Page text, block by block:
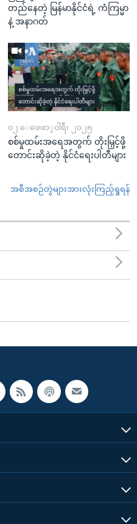
တည်နေတဲ့ မြန်မာနိုင်ငံရဲ့ ကံကြမ္မာ
နဲ့ အနာဂတ်
၀၂ ေဖေဖာ္၀ါရီ၊ ၂၀၂၅
စစ်မှုထမ်းအရေအတွက် တိုးမြှင့်ဖို့
တောင်းဆိုခဲ့တဲ့ နိုင်ငံရေးပါတီများ
အစီအစဉ်တွဲများအားလုံးကြည့်ရှုရန်